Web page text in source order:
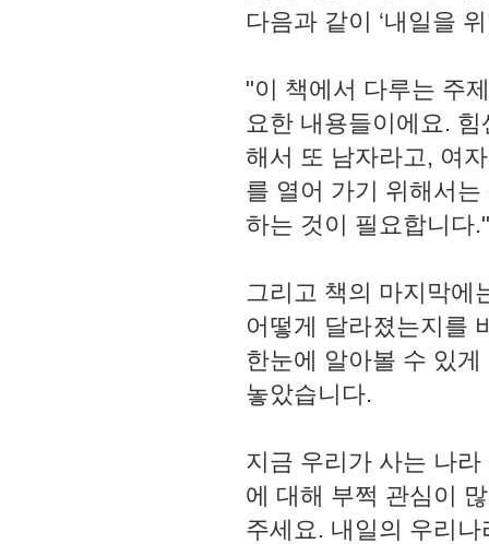
다음과 같이 ‘내일을
"이 책에서 다루는 주
요한 내용들이에요.
해서 또 남자라고, 여
를 열어 가기 위해서
하는 것이 필요합니다
그리고 책의 마지막에
어떻게 달라졌는지를
한눈에 알아볼 수 있게
놓았습니다.
지금 우리가 사는 나
에 대해 부쩍 관심이
주세요. 내일의 우리